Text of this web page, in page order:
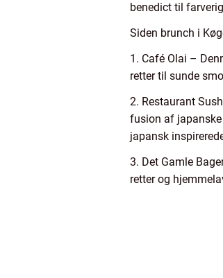
benedict til
Siden brunch i
1. Café Olai –
retter til sunde
2. Restaurant
fusion af japanske
japansk
3. Det Gamle
retter og